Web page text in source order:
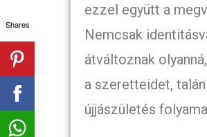
ezzel együtt a
Nemcsak
átváltoznak
a szeretteidet,
újjászületés
Shares